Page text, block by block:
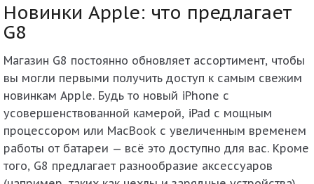
Новинки Apple: что предлагает
G8
Магазин G8 постоянно обновляет ассортимент, чтобы
вы могли первыми получить доступ к самым свежим
новинкам Apple. Будь то новый iPhone с
усовершенствованной камерой, iPad с мощным
процессором или MacBook с увеличенным временем
работы от батареи — всё это доступно для вас. Кроме
того, G8 предлагает разнообразие аксессуаров